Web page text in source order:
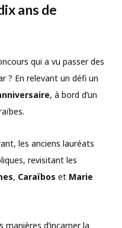
ans de
qui a vu passer des
? En relevant un défi un
, à bord d’un
les anciens lauréats
revisitant les
, Caraïbos et Marie
d’incarner la